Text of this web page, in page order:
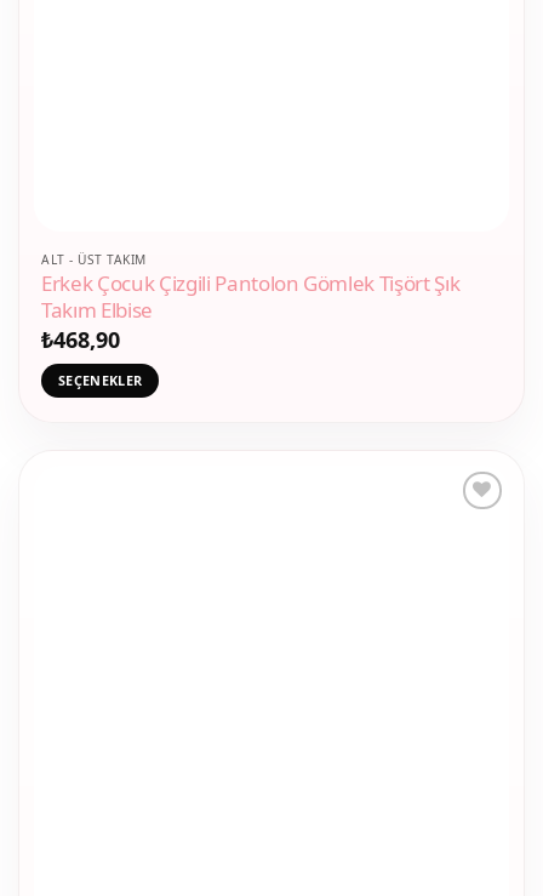
ALT - ÜST TAKIM
Erkek Çocuk Çizgili Pantolon Gömlek Tişört Şık
Takım Elbise
₺468,90
SEÇENEKLER
Bu
ürünün
birden
fazla
varyasyonu
var.